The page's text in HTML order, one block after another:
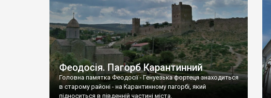
Феодосія. Пагорб Карантинний
Головна памятка Феодосії - Генуезька фортеця знаходиться
в старому районі - на Карантинному пагорбі, який
підноситься в південній частині міста.